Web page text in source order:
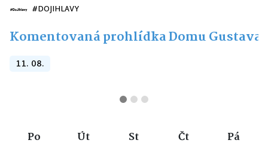
#DOJIHLAVY
Komentovaná prohlídka Domu Gustava
11. 08.
Po Út St Čt Pá